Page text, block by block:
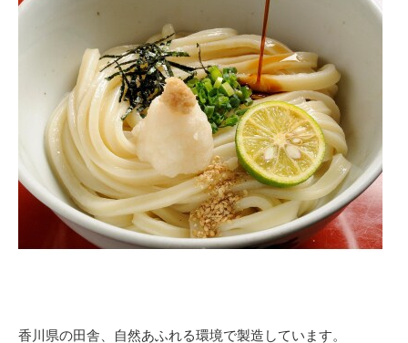
香川県の田舎、自然あふれる環境で製造しています。